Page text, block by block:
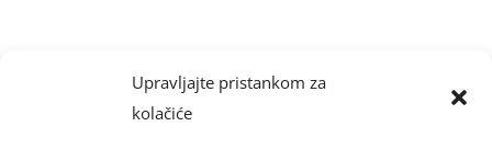
Upravljajte pristankom za
kolačiće